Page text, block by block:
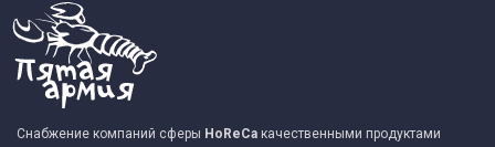
Снабжение компаний сферы HoReCa качественными продуктами